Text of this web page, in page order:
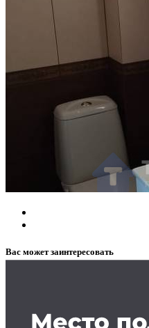
Вас может заинтересовать